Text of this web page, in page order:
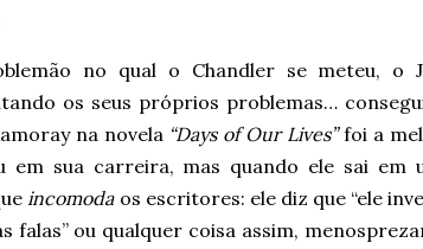
no qual o Chandler se meteu, o
os seus próprios problemas…
na novela “Days of Our Lives”foi a
em sua carreira, mas quando ele sai em
incomodaos escritores: ele diz que “ele
falas” ou qualquer coisa assim,